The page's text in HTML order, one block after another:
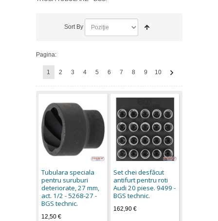
Sort By
Pagina:
1 2 3 4 5 6 7 8 9 10
Tubulara speciala
pentru suruburi
deteriorate, 27 mm,
act. 1/2 - 5268-27 -
BGS technic.
12,50 €
Set chei desfăcut
antifurt pentru roti
Audi 20 piese. 9499 -
BGS technic.
162,90 €